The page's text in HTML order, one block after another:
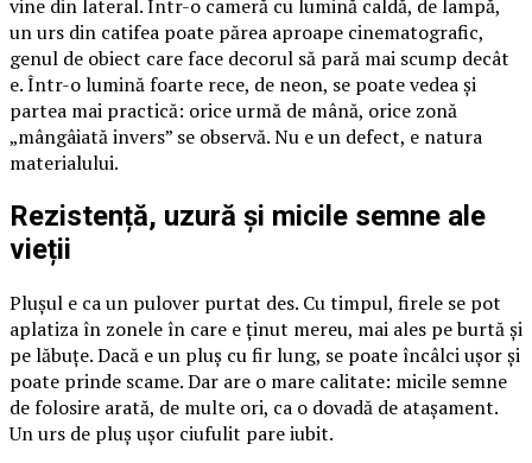
vine din lateral. Într-o cameră cu lumină caldă, de lampă,
un urs din catifea poate părea aproape cinematografic,
genul de obiect care face decorul să pară mai scump decât
e. Într-o lumină foarte rece, de neon, se poate vedea și
partea mai practică: orice urmă de mână, orice zonă
„mângâiată invers” se observă. Nu e un defect, e natura
materialului.
Rezistență, uzură și micile semne ale
vieții
Plușul e ca un pulover purtat des. Cu timpul, firele se pot
aplatiza în zonele în care e ținut mereu, mai ales pe burtă și
pe lăbuțe. Dacă e un pluș cu fir lung, se poate încâlci ușor și
poate prinde scame. Dar are o mare calitate: micile semne
de folosire arată, de multe ori, ca o dovadă de atașament.
Un urs de pluș ușor ciufulit pare iubit.